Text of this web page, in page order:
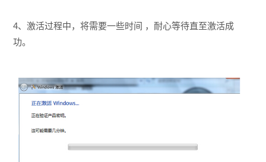
4、激活过程中，将需要一些时间 ，耐心等待直至激活成
功。